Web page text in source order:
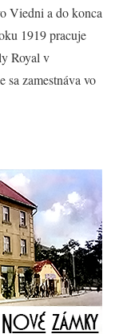
Viedni a do konca
1919 pracuje
Royal v
sa zamestnáva vo